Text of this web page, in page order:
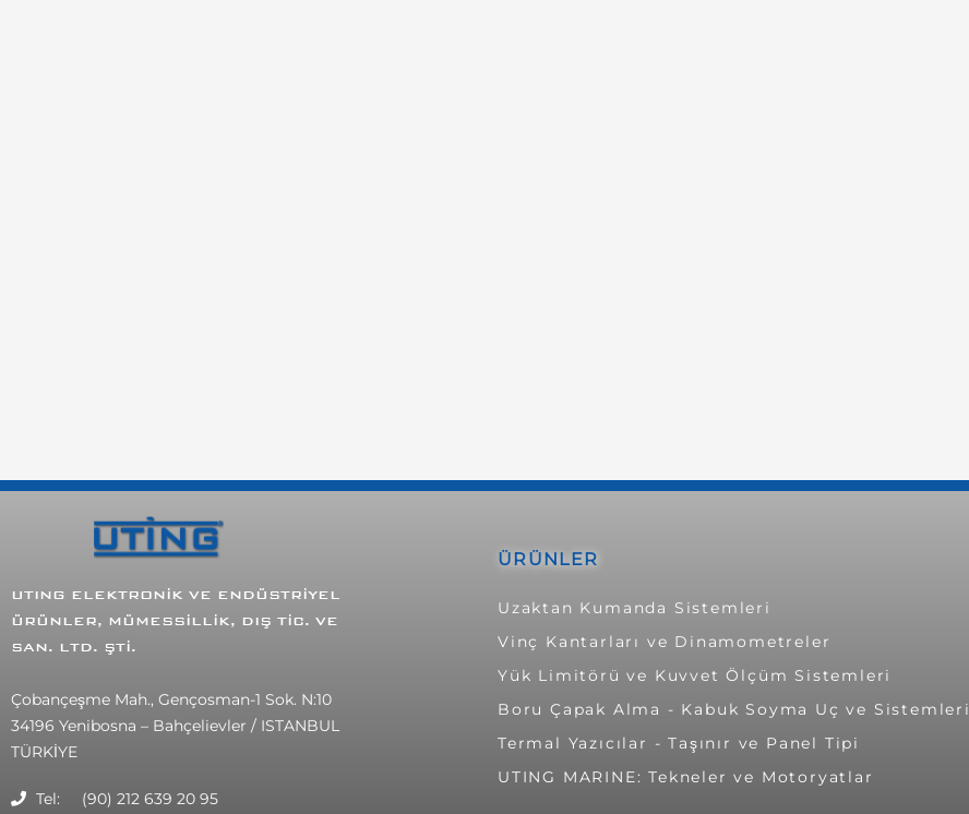
UTING ELEKTRONİK VE ENDÜSTRİYEL
ÜRÜNLER, MÜMESSİLLİK, DIŞ TİC. VE
SAN. LTD. ŞTİ.
Çobançeşme Mah., Gençosman-1 Sok. N:10
34196 Yenibosna – Bahçelievler / ISTANBUL
TÜRKİYE
Tel: (90) 212 639 20 95
ÜRÜNLER
Uzaktan Kumanda Sistemleri
Vinç Kantarları ve Dinamometreler
Yük Limitörü ve Kuvvet Ölçüm Sistemleri
Boru Çapak Alma - Kabuk Soyma Uç ve Sistemleri
Termal Yazıcılar - Taşınır ve Panel Tipi
UTING MARINE: Tekneler ve Motoryatlar